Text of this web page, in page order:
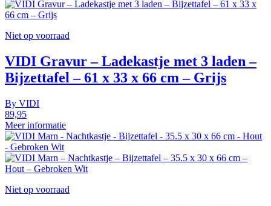
Niet op voorraad
VIDI Gravur – Ladekastje met 3 laden –
Bijzettafel – 61 x 33 x 66 cm – Grijs
By VIDI
89,95
Meer informatie
Niet op voorraad